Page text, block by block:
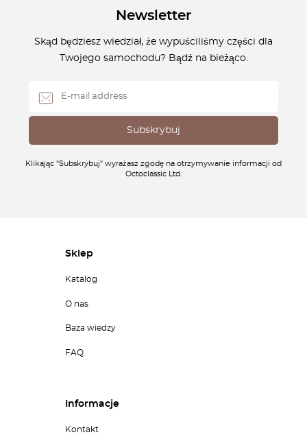
Newsletter
Skąd będziesz wiedział, że wypuściliśmy części dla
Twojego samochodu? Bądź na bieżąco.
Klikając "Subskrybuj" wyrażasz zgodę na otrzymywanie informacji od
Octoclassic Ltd.
Sklep
Katalog
O nas
Baza wiedzy
FAQ
Informacje
Kontakt